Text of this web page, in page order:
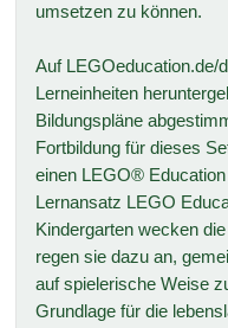
umsetzen zu können.
Auf LEGOeducation.de/
Lerneinheiten
Bildungspläne
Fortbildung für dieses
einen LEGO®
Lernansatz LEGO
Kindergarten wecken
regen sie dazu an,
auf spielerische Weise
Grundlage für die